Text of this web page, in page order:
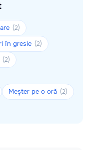
(2)
în gresie (2)
(2)
Meșter pe o oră (2)